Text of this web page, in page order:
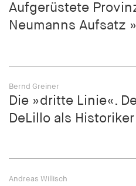
Aufgerüstete
Neumanns Aufsatz
Bernd Greiner
Die »dritte Linie«.
DeLillo als Historiker
Andreas Willisch